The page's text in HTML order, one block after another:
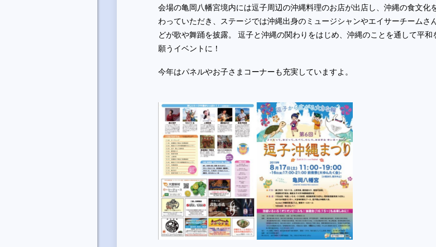
会場の亀岡八幡宮境内には逗子周辺の沖縄料理のお店が出店し、沖縄の食文化
わっていただき、ステージでは沖縄出身のミュージシャンやエイサーチームさ
どが歌や舞踊を披露。 逗子と沖縄の関わりをはじめ、沖縄のことを通して平和
願うイベントに！
今年はパネルやお子さまコーナーも充実していますよ。